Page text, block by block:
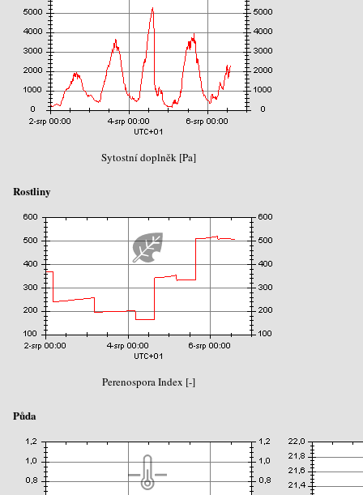
Sytostní doplněk [Pa]
Rostliny
Perenospora Index [-]
Půda